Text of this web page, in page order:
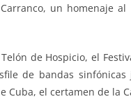
un homenaje
de Hospicio, el
de bandas
Cuba, el certamen de la